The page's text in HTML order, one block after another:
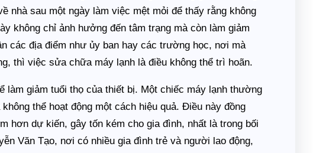
nhà sau một ngày làm việc mệt mỏi để thấy rằng không
không chỉ ảnh hưởng đến tâm trạng mà còn làm giảm
các địa điểm như ủy ban hay các trường học, nơi mà
thì việc sửa chữa máy lạnh là điều không thể trì hoãn.
làm giảm tuổi thọ của thiết bị. Một chiếc máy lạnh thường
thể hoạt động một cách hiệu quả. Điều này đồng
hơn dự kiến, gây tốn kém cho gia đình, nhất là trong bối
Văn Tạo, nơi có nhiều gia đình trẻ và người lao động,